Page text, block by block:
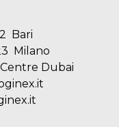
Bari
Milano
Dubai